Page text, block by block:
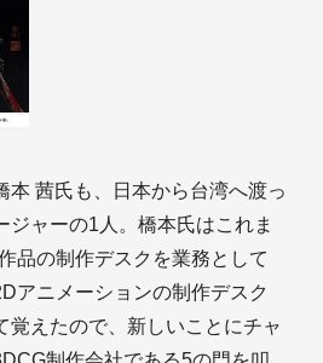
本 茜氏も、日本から台湾へ渡っ
ジャーの1人。橋本氏はこれま
品の制作デスクを業務として
アニメーションの制作デスク
覚えたので、新しいことにチャ